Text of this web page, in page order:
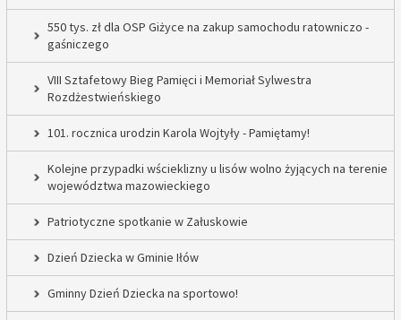
550 tys. zł dla OSP Giżyce na zakup samochodu ratowniczo -
gaśniczego
VIII Sztafetowy Bieg Pamięci i Memoriał Sylwestra
Rozdżestwieńskiego
101. rocznica urodzin Karola Wojtyły - Pamiętamy!
Kolejne przypadki wścieklizny u lisów wolno żyjących na terenie
województwa mazowieckiego
Patriotyczne spotkanie w Załuskowie
Dzień Dziecka w Gminie Iłów
Gminny Dzień Dziecka na sportowo!